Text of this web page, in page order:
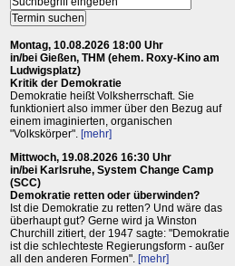
Montag, 10.08.2026 18:00 Uhr
in/bei Gießen, THM (ehem. Roxy-Kino am
Ludwigsplatz)
Kritik der Demokratie
Demokratie heißt Volksherrschaft. Sie
funktioniert also immer über den Bezug auf
einem imaginierten, organischen
"Volkskörper". [mehr]
Mittwoch, 19.08.2026 16:30 Uhr
in/bei Karlsruhe, System Change Camp
(SCC)
Demokratie retten oder überwinden?
Ist die Demokratie zu retten? Und wäre das
überhaupt gut? Gerne wird ja Winston
Churchill zitiert, der 1947 sagte: "Demokratie
ist die schlechteste Regierungsform - außer
all den anderen Formen". [mehr]